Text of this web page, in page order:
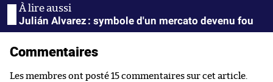
Julián Alvarez : symbole d'un mercato devenu fou
Commentaires
Les membres ont posté 15 commentaires sur cet article.